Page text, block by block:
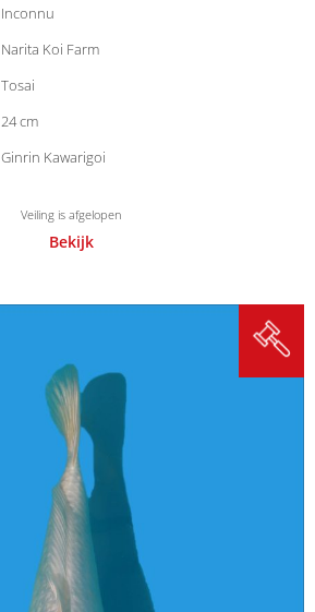
Inconnu
Narita Koi Farm
Tosai
24 cm
Ginrin Kawarigoi
Veiling is afgelopen
Bekijk